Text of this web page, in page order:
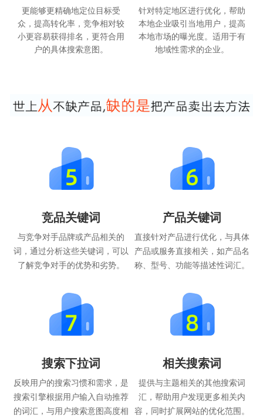
更能够更精确地定位目标受
众，提高转化率，竞争相对较
小更容易获得排名，更符合用
户的具体搜索意图。
针对特定地区进行优化，帮助
本地企业吸引当地用户，提高
本地市场的曝光度。适用于有
地域性需求的企业。
竞品关键词
与竞争对手品牌或产品相关的
词，通过分析这些关键词，可以
了解竞争对手的优势和劣势。
产品关键词
直接针对产品进行优化，与具体
产品或服务直接相关，如产品名
称、型号、功能等描述性词汇。
搜索下拉词
反映用户的搜索习惯和需求，是
搜索引擎根据用户输入自动推荐
的词汇，与用户搜索意图高度相
相关搜索词
提供与主题相关的其他搜索词
汇，帮助用户发现更多相关内
容，同时扩展网站的优化范围。